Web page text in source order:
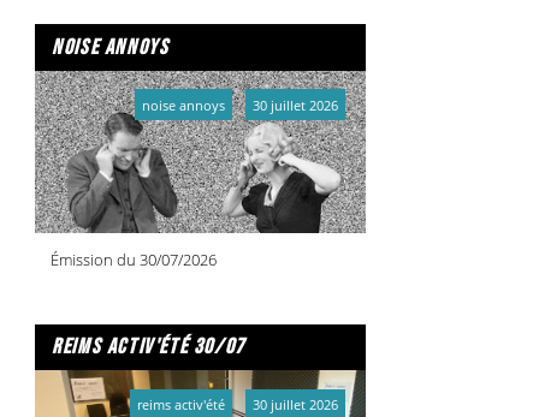
noise annoys
Émission du 30/07/2026
noise annoys 30 juillet 2026
reims activ'été 30/07
reims activ'été 30 juillet 2026